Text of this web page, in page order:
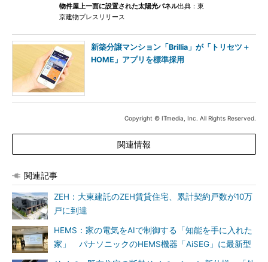
物件屋上一面に設置された太陽光パネル出典：東
京建物プレスリリース
新築分譲マンション「Brillia」が「トリセツ＋
HOME」アプリを標準採用
Copyright © ITmedia, Inc. All Rights Reserved.
関連情報
関連記事
ZEH：大東建託のZEH賃貸住宅、累計契約戸数が10万
戸に到達
HEMS：家の電気をAIで制御する「知能を手に入れた
家」 パナソニックのHEMS機器「AiSEG」に最新型